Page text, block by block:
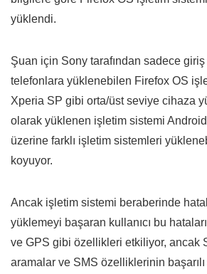
yüklendi.
Şuan için Sony tarafından sadece giriş
telefonlara yüklenebilen Firefox OS
Xperia SP gibi orta/üst seviye cihaza
olarak yüklenen işletim sistemi
üzerine farklı işletim sistemleri
koyuyor.
Ancak işletim sistemi beraberinde
yüklemeyi başaran kullanıcı bu
ve GPS gibi özellikleri etkiliyor, ancak
aramalar ve SMS özelliklerinin başarılı